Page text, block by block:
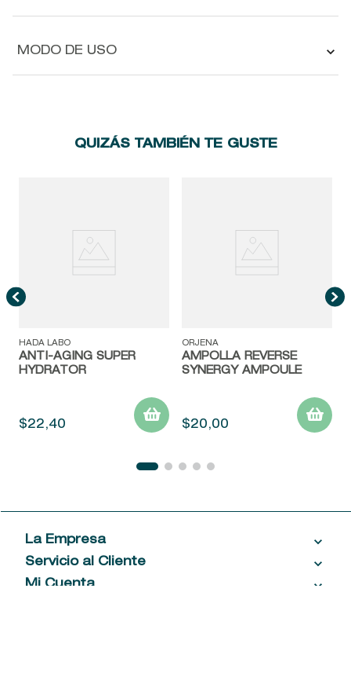
MODO DE USO
QUIZÁS TAMBIÉN TE GUSTE
HADA LABO
ANTI-AGING SUPER
HYDRATOR
$22,40
ORJENA
AMPOLLA REVERSE
SYNERGY AMPOULE
$20,00
La Empresa
Acerca de las Fragancias
Ventas al por mayor
Servicio al Cliente
Contáctanos
Mi Cuenta